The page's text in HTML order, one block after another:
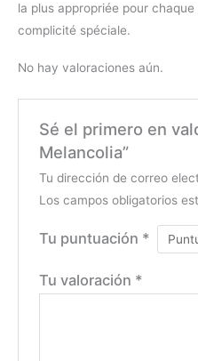
la plus appropriée pour
complicité spéciale.
No hay valoraciones aún.
Sé el primero en
Melancolia”
Tu dirección de correo
Los campos obligatorios
Tu puntuación *
Tu valoración *